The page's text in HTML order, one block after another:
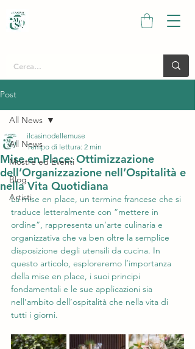
Post
All News
Mostre ed Eventi
Blog
Artisti
All News
Mise en Place: Ottimizzazione
dell’Organizzazione nell’Ospitalità e
nella Vita Quotidiana
ilcasinodellemuse
Tempo di lettura: 2 min
La mise en place, un termine francese che si
traduce letteralmente con “mettere in
ordine”, rappresenta un’arte culinaria e
organizzativa che va ben oltre la semplice
disposizione degli utensili da cucina. In
questo articolo, esploreremo l’importanza
della mise en place, i suoi principi
fondamentali e le sue applicazioni sia
nell’ambito dell’ospitalità che nella vita di
tutti i giorni.